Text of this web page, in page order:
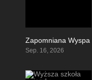
8.4
Zapomniana Wyspa
Sep. 16, 2026